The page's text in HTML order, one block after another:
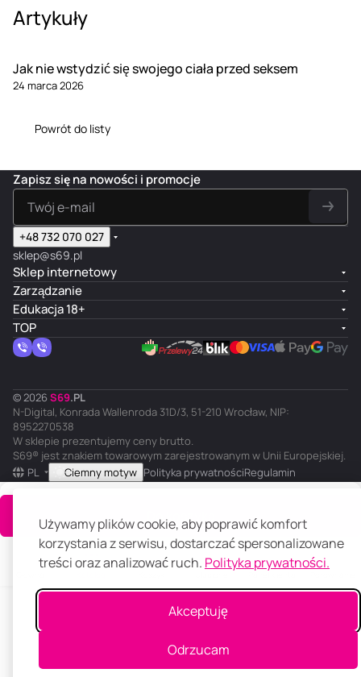
Używamy plików cookie, aby poprawić komfort
korzystania z serwisu, dostarczać spersonalizowane
treści oraz analizować ruch. Polityka prywatności.
Akceptuję
Odrzucam
Artykuły
Jak nie wstydzić się swojego ciała przed seksem
24 marca 2026
Powrót do listy
Do koszyka
Zapisz się na nowości i promocje
+48 732 070 027
sklep@s69.pl
Sklep internetowy
Zarządzanie
Edukacja 18+
TOP
© 2026 S69.PL
N-Digital, Konrada Wallenroda 31D/3, 51-210 Wrocław, NIP:
8952270538
W sklepie prezentujemy ceny brutto.
S69® jest znakiem towarowym zarejestrowanym w Unii Europejskiej.
PL
Ciemny motyw Polityka prywatnościRegulamin